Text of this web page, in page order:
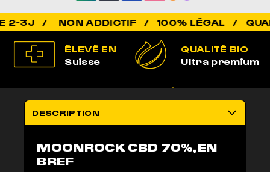
ÉLEVÉ EN
Suisse
QUALITÉ BIO
Ultra premium
Non addictif
anonyme 2-3j
DESCRIPTION
MOONROCK CBD 70%, EN
BREF